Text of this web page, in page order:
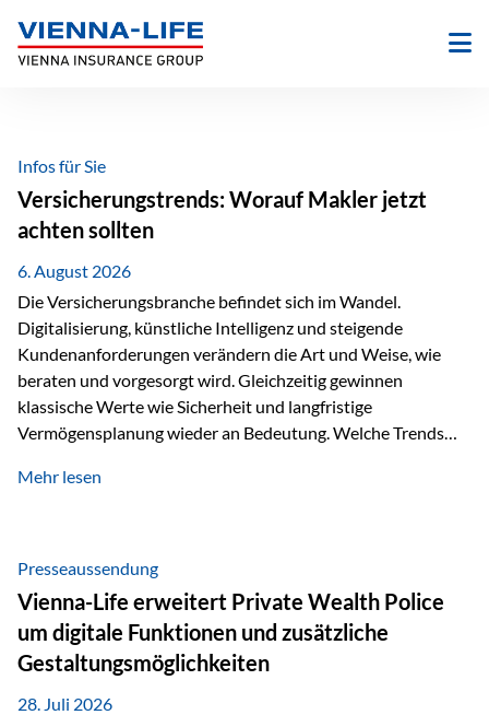
Inhalt
springen
Infos für Sie
Versicherungstrends: Worauf Makler jetzt
achten sollten
6. August 2026
Die Versicherungsbranche befindet sich im Wandel.
Digitalisierung, künstliche Intelligenz und steigende
Kundenanforderungen verändern die Art und Weise, wie
beraten und vorgesorgt wird. Gleichzeitig gewinnen
klassische Werte wie Sicherheit und langfristige
Vermögensplanung wieder an Bedeutung. Welche Trends
Blick behalten? Digitalisierung und KI verändern die
administrative Aufgaben, beschleunigen Abläufe und
schaffen mehr Zeit für das Wesentliche: die persönliche
Beratung. Gerade deshalb wird die individuelle Betreuung
zum entscheidenden Erfolgsfaktor. Technologie kann
unterstützen, Vertrauen entsteht jedoch weiterhin im
persönlichen Gespräch. Bei der Vienna-Life reagieren…
Mehr lesen
Presseaussendung
Vienna-Life erweitert Private Wealth Police
um digitale Funktionen und zusätzliche
Gestaltungsmöglichkeiten
28. Juli 2026